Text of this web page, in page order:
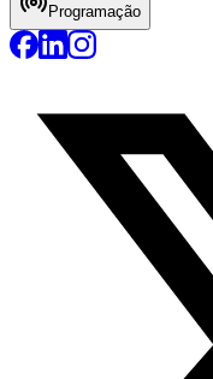
Programação